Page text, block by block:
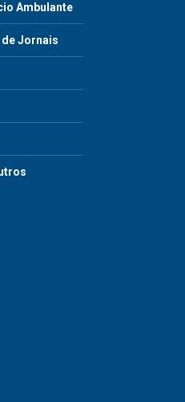
Ambulante
de Jornais